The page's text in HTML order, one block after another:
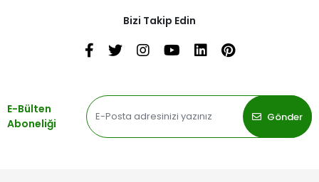
Bizi Takip Edin
E-Bülten
Aboneliği
Gönder